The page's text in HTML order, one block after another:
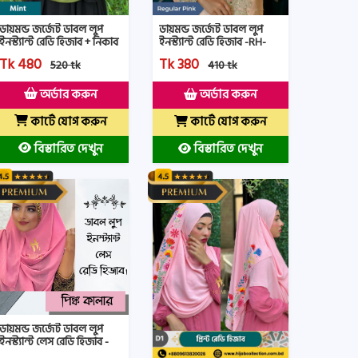
ডায়মন্ড জর্জেট ডাবল লুপ
ইনস্ট্যান্ট রেডি হিজাব + নিকাব
- HNRH - Mint Color
Tk 480 520 tk
অর্ডার করুন
কার্টে যোগ করুন
বিস্তারিত দেখুন
ডায়মন্ড জর্জেট ডাবল লুপ
ইনস্ট্যান্ট রেডি হিজাব -RH-
Regular Pink Color
Tk 380 410 tk
অর্ডার করুন
কার্টে যোগ করুন
বিস্তারিত দেখুন
ডায়মন্ড জর্জেট ডাবল লুপ
ইনস্ট্যান্ট লেস রেডি হিজাব -
HLRH-Regular Pink Color